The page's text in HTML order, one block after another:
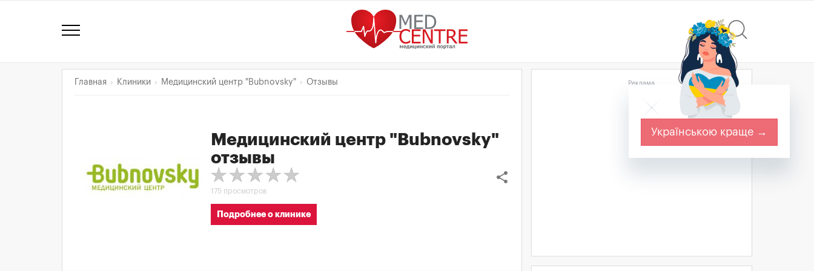
Главная Клиники Медицинский центр "Bubnovsky" Отзывы
Медицинский центр "Bubnovsky"
отзывы
share
175 просмотров
Подробнее о клинике
Реклама
Українською краще →